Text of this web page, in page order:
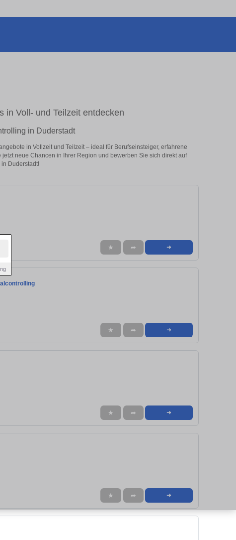
in Voll- und Teilzeit entdecken
in Duderstadt
in Vollzeit und Teilzeit – ideal für Berufseinsteiger, erfahrene
neue Chancen in Ihrer Region und bewerben Sie sich direkt auf
Duderstadt!
★ ➦ ➜
★ ➦ ➜
★ ➦ ➜
★ ➦ ➜